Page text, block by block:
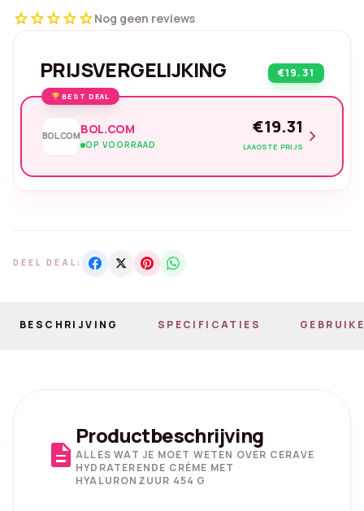
starstarstarstarstarNog geen reviews
PRIJSVERGELIJKING €19.31
BEST DEAL
BOL.COMBOL.COM
OP VOORRAAD
€19.31
LAAGSTE PRIJS chevron_right
DEEL DEAL:
BESCHRIJVING SPECIFICATIES
description
Productbeschrijving
ALLES WAT JE MOET WETEN OVER CERAVE
HYDRATERENDE CRÈME MET
HYALURONZUUR 454 G